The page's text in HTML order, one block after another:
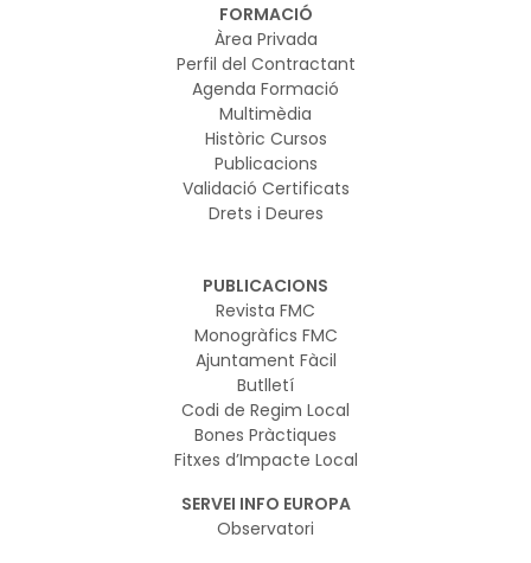
FORMACIÓ
Àrea Privada
Perfil del Contractant
Agenda Formació
Multimèdia
Històric Cursos
Publicacions
Validació Certificats
Drets i Deures
PUBLICACIONS
Revista FMC
Monogràfics FMC
Ajuntament Fàcil
Butlletí
Codi de Regim Local
Bones Pràctiques
Fitxes d’Impacte Local
SERVEI INFO EUROPA
Observatori